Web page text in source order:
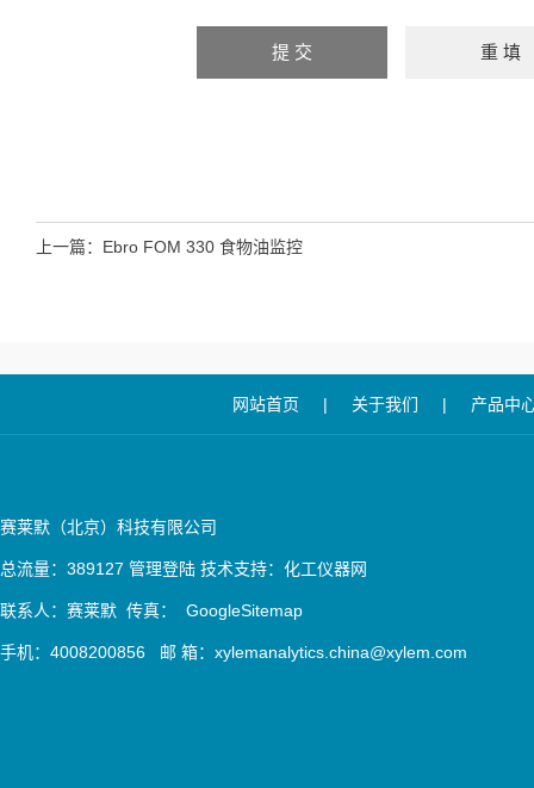
上一篇： Ebro FOM 330 食物油监控
网站首页 | 关于我们 | 产品中
赛莱默（北京）科技有限公司
总流量：389127 管理登陆 技术支持： 化工仪器网
联系人：赛莱默 传真： GoogleSitemap
手机：4008200856 邮 箱：xylemanalytics.china@xylem.com